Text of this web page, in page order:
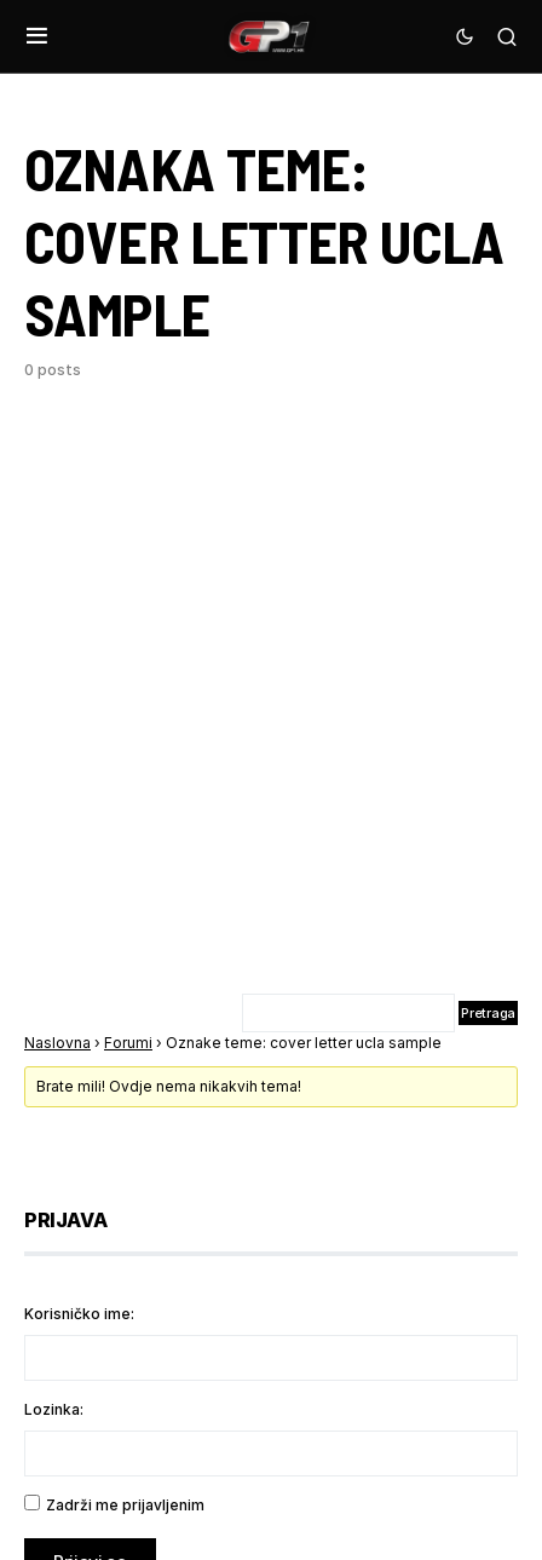
OZNAKA TEME:
COVER LETTER UCLA
SAMPLE
0 posts
Naslovna › Forumi › Oznake teme: cover letter ucla sample
Brate mili! Ovdje nema nikakvih tema!
PRIJAVA
Korisničko ime:
Lozinka:
Zadrži me prijavljenim